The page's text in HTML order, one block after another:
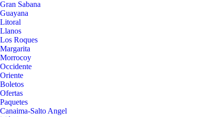
Gran Sabana
Guayana
Litoral
Llanos
Los Roques
Margarita
Morrocoy
Occidente
Oriente
Boletos
Ofertas
Paquetes
Canaima-Salto Angel